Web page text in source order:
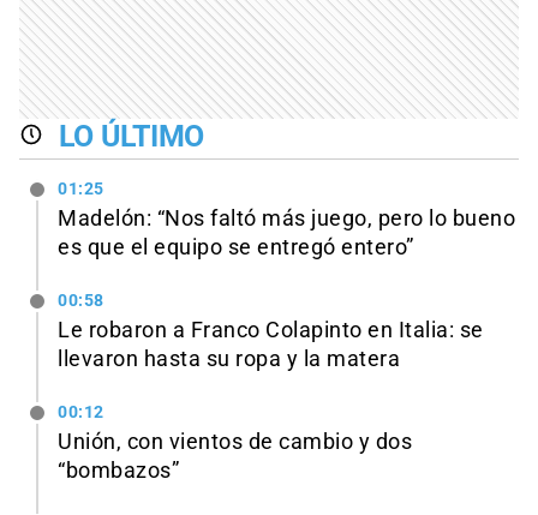
LO ÚLTIMO
01:25
Madelón: “Nos faltó más juego, pero lo bueno
es que el equipo se entregó entero”
00:58
Le robaron a Franco Colapinto en Italia: se
llevaron hasta su ropa y la matera
00:12
Unión, con vientos de cambio y dos
“bombazos”